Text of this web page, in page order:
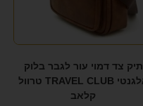
תיק צד דמוי עור לגבר בלוק
אלגנטי TRAVEL CLUB טרוול
קלאב